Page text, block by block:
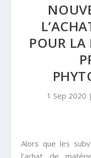
POUR LA
1 Sep 2020 |
Alors que les